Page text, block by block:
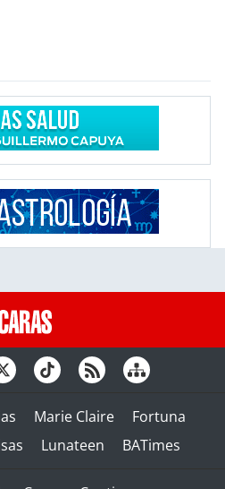
Marie Claire
Fortuna
Lunateen BATimes